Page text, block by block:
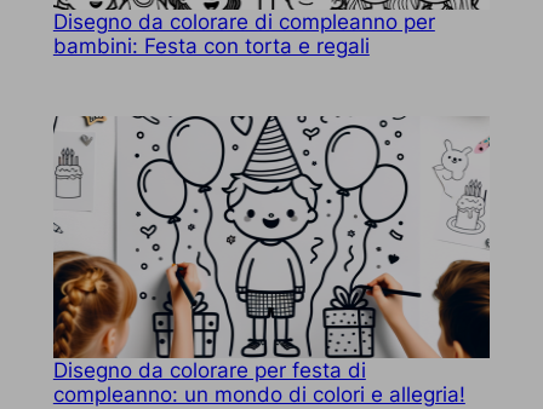
Disegno da colorare di compleanno per
bambini: Festa con torta e regali
Disegno da colorare per festa di
compleanno: un mondo di colori e allegria!